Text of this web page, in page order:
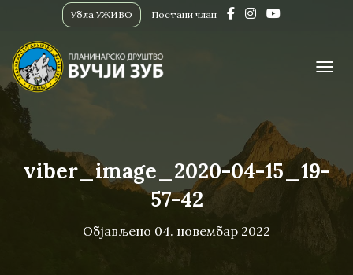
Убла УЖИВО Постани члан
viber_image_2020-04-15_19-
57-42
Објављено 04. новембар 2022